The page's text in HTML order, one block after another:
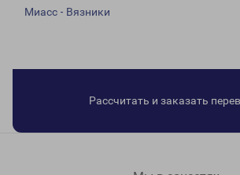
Миасс - Вязники
Рассчитать и заказать